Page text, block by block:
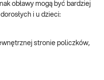
obławy mogą być bardziej
i u dzieci:
stronie policzków,